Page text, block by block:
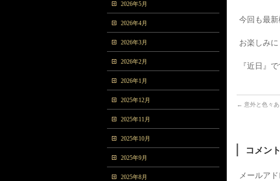
今回も最新
お楽しみに
『近日』で
← 意外と色々あ
コメン
メールア
2026年5月
2026年4月
2026年3月
2026年2月
2026年1月
2025年12月
2025年11月
2025年10月
2025年9月
2025年8月